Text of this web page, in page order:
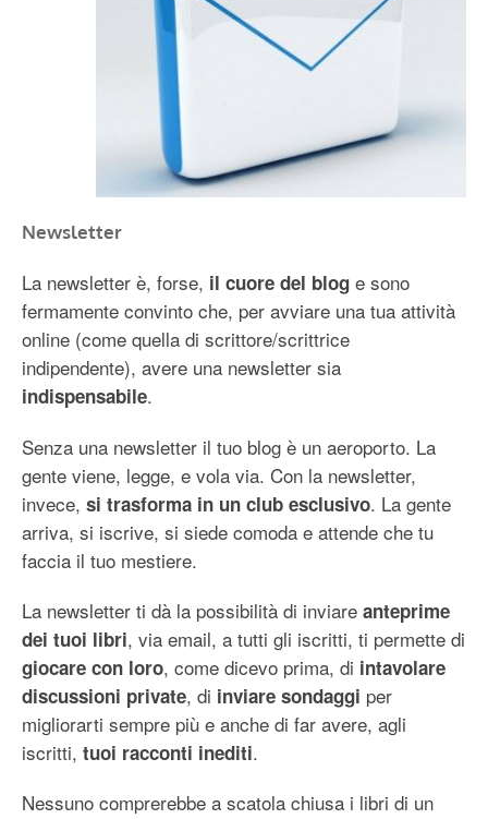
Newsletter
La newsletter è, forse, il cuore del blog e sono
fermamente convinto che, per avviare una tua attività
online (come quella di scrittore/scrittrice
indipendente), avere una newsletter sia
indispensabile.
Senza una newsletter il tuo blog è un aeroporto. La
gente viene, legge, e vola via. Con la newsletter,
invece, si trasforma in un club esclusivo. La gente
arriva, si iscrive, si siede comoda e attende che tu
faccia il tuo mestiere.
La newsletter ti dà la possibilità di inviare anteprime
dei tuoi libri, via email, a tutti gli iscritti, ti permette di
giocare con loro, come dicevo prima, di intavolare
discussioni private, di inviare sondaggi per
migliorarti sempre più e anche di far avere, agli
iscritti, tuoi racconti inediti.
Nessuno comprerebbe a scatola chiusa i libri di un